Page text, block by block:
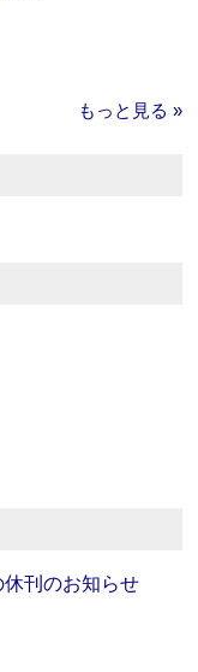
もっと見る »
刊のお知らせ